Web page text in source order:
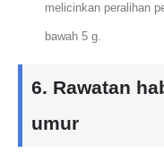
melicinkan peralihan
bawah 5 g.
6. Rawatan
umur